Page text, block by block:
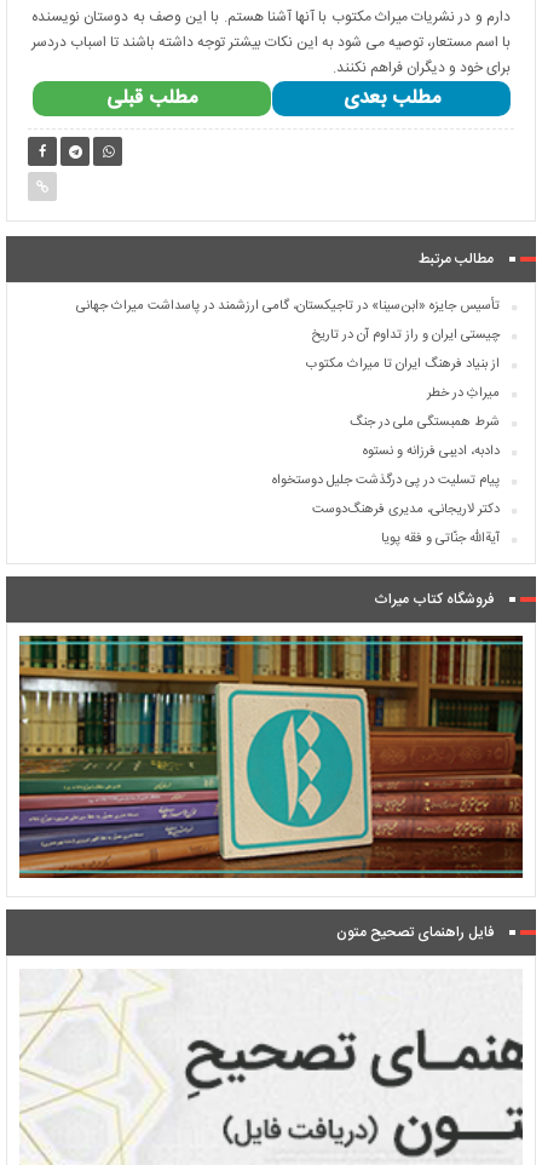
دارم و در نشریات میراث مکتوب با آنها آشنا هستم. با این وصف به دوستان نویسنده
با اسم مستعار، توصیه می شود به این نکات بیشتر توجه داشته باشند تا اسباب دردسر
برای خود و دیگران فراهم نکنند.
مطلب قبلی مطلب بعدی
مطالب مرتبط
تأسیس جایزه «ابن‌سینا» در تاجیکستان، گامی ارزشمند در پاسداشت میراث جهانی
چیستی ایران و راز تداوم آن در تاریخ
از بنیاد فرهنگ ایران تا میراث مکتوب
میراثِ در خطر
شرط همبستگی ملی در جنگ
دادبه، ادیبی فرزانه و نستوه
پیام تسلیت در پی درگذشت جلیل دوستخواه
دکتر لاریجانی، مدیری فرهنگ‌دوست
آیة‌الله جنّاتی و فقه پویا
فروشگاه کتاب میراث
فایل راهنمای تصحیح متون